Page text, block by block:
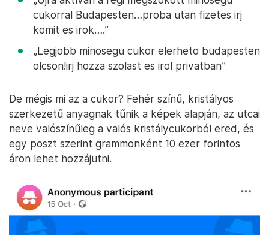
cukorral Budapesten…proba utan fizetes irj
komit es irok….”
„Legjobb minosegu cukor elerheto budapesten
olcson!irj hozza szolast es irol privatban”
De mégis mi az a cukor? Fehér színű, kristályos
szerkezetű anyagnak tűnik a képek alapján, az utcai
neve valószínűleg a valós kristálycukorból ered, és
egy poszt szerint grammonként 10 ezer forintos
áron lehet hozzájutni.